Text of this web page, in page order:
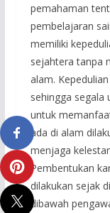
pemahaman
pembelajaran
memiliki
sejahtera tanpa
alam.
sehingga segala
untuk
ada di alam
menjaga
Pembentukan
dilakukan sejak
dibawah